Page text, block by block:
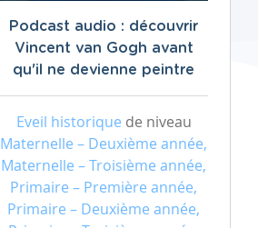
Podcast audio : découvrir
Vincent van Gogh avant
qu'il ne devienne peintre
Eveil historique de niveau
Maternelle – Deuxième année,
Maternelle – Troisième année,
Primaire – Première année,
Primaire – Deuxième année,